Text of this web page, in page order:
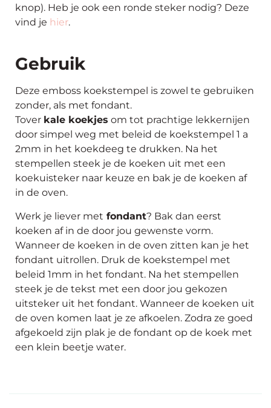
knop). Heb je ook een ronde steker nodig? Deze
vind je hier.
Gebruik
Deze emboss koekstempel is zowel te gebruiken
zonder, als met fondant.
Tover kale koekjes om tot prachtige lekkernijen
door simpel weg met beleid de koekstempel 1 a
2mm in het koekdeeg te drukken. Na het
stempellen steek je de koeken uit met een
koekuisteker naar keuze en bak je de koeken af
in de oven.
Werk je liever met fondant? Bak dan eerst
koeken af in de door jou gewenste vorm.
Wanneer de koeken in de oven zitten kan je het
fondant uitrollen. Druk de koekstempel met
beleid 1mm in het fondant. Na het stempellen
steek je de tekst met een door jou gekozen
uitsteker uit het fondant. Wanneer de koeken uit
de oven komen laat je ze afkoelen. Zodra ze goed
afgekoeld zijn plak je de fondant op de koek met
een klein beetje water.